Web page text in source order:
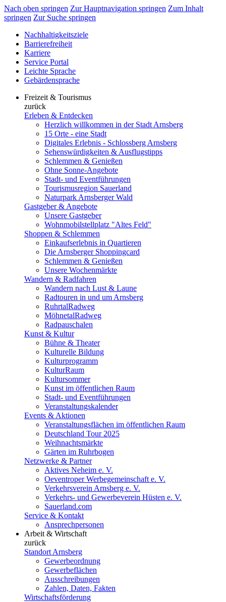
Nach oben springen Zur Hauptnavigation springen Zum Inhalt
springen Zur Suche springen
Nachhaltigkeitsziele
Barrierefreiheit
Karriere
Service Portal
Leichte Sprache
Gebärdensprache
Freizeit & Tourismus
zurück
Erleben & Entdecken
Herzlich willkommen in der Stadt Arnsberg
15 Orte - eine Stadt
Digitales Erlebnis - Schlossberg Arnsberg
Sehenswürdigkeiten & Ausflugstipps
Schlemmen & Genießen
Ohne Sonne-Angebote
Stadt- und Eventführungen
Tourismusregion Sauerland
Naturpark Arnsberger Wald
Gastgeber & Angebote
Unsere Gastgeber
Wohnmobilstellplatz "Altes Feld"
Shoppen & Schlemmen
Einkaufserlebnis in Quartieren
Die Arnsberger Shoppingcard
Schlemmen & Genießen
Unsere Wochenmärkte
Wandern & Radfahren
Wandern nach Lust & Laune
Radtouren in und um Arnsberg
RuhrtalRadweg
MöhnetalRadweg
Radpauschalen
Kunst & Kultur
Bühne & Theater
Kulturelle Bildung
Kulturprogramm
KulturRaum
Kultursommer
Kunst im öffentlichen Raum
Stadt- und Eventführungen
Veranstaltungskalender
Events & Aktionen
Veranstaltungsflächen im öffentlichen Raum
Deutschland Tour 2025
Weihnachtsmärkte
Gärten im Ruhrbogen
Netzwerke & Partner
Aktives Neheim e. V.
Oeventroper Werbegemeinschaft e. V.
Verkehrsverein Arnsberg e. V.
Verkehrs- und Gewerbeverein Hüsten e. V.
Sauerland.com
Service & Kontakt
Ansprechpersonen
Arbeit & Wirtschaft
zurück
Standort Arnsberg
Gewerbeordnung
Gewerbeflächen
Ausschreibungen
Zahlen, Daten, Fakten
Wirtschaftsförderung